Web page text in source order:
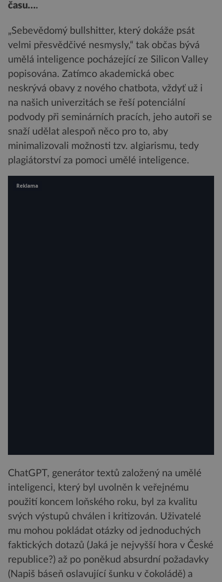
času….
„Sebevědomý bullshitter, který dokáže psát
velmi přesvědčivé nesmysly,“ tak občas bývá
umělá inteligence pocházející ze Silicon Valley
popisována. Zatímco akademická obec
neskrývá obavy z nového chatbota, vždyť už i
na našich univerzitách se řeší potenciální
podvody při seminárních pracích, jeho autoři se
snaží udělat alespoň něco pro to, aby
minimalizovali možnosti tzv. aIgiarismu, tedy
plagiátorství za pomoci umělé inteligence.
ChatGPT, generátor textů založený na umělé
inteligenci, který byl uvolněn k veřejnému
použití koncem loňského roku, byl za kvalitu
svých výstupů chválen i kritizován. Uživatelé
mu mohou pokládat otázky od jednoduchých
faktických dotazů (Jaká je nejvyšší hora v České
republice?) až po poněkud absurdní požadavky
(Napiš báseň oslavující šunku v čokoládě) a
Reklama